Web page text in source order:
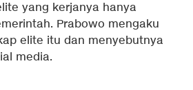
yang kerjanya hanya
Prabowo mengaku
elite itu dan menyebutnya
media.